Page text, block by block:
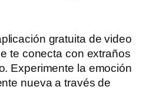
gratuita de video
te conecta con extraños
Experimente la emoción
nueva a través de